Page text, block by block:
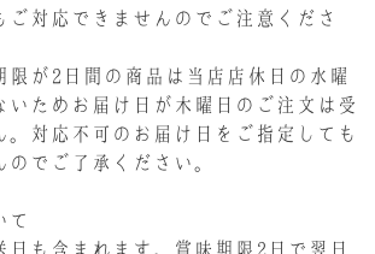
ご対応できませんのでご注意くださ
が2日間の商品は当店店休日の水曜
いためお届け日が木曜日のご注文は受
。対応不可のお届け日をご指定しても
のでご了承ください。
て
も含まれます。賞味期限2日で翌日